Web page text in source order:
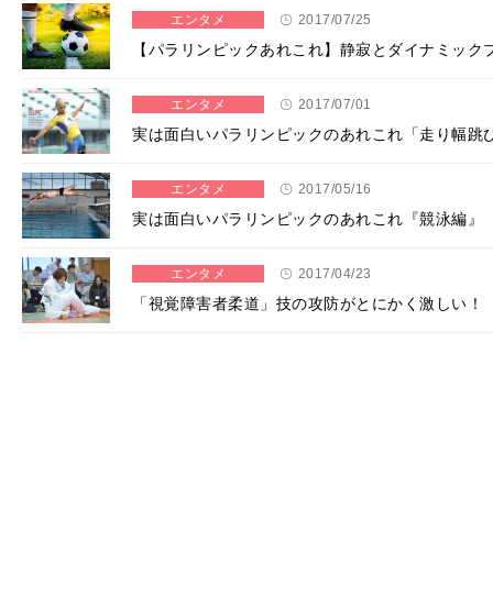
エンタメ 2017/07/25
【パラリンピックあれこれ】静寂とダイナミッ
エンタメ 2017/07/01
実は面白いパラリンピックのあれこれ「走り幅跳
エンタメ 2017/05/16
実は面白いパラリンピックのあれこれ『競泳編』
エンタメ 2017/04/23
「視覚障害者柔道」技の攻防がとにかく激しい！